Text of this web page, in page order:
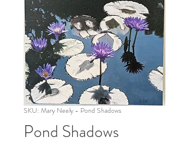
SKU: Mary Neely - Pond Shadows
Pond Shadows